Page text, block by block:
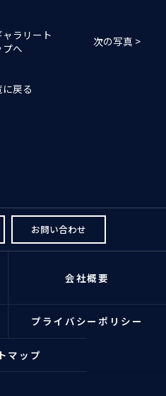
ラリート
プへ
次の写真 >
戻る
お問い合わせ
会社概要
プライバシーポリシー
マップ